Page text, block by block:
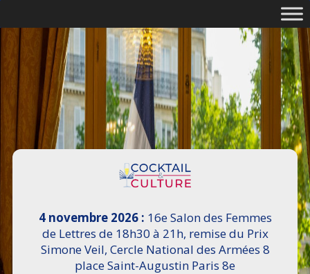
4 novembre 2026 : 16e Salon des Femmes
de Lettres de 18h30 à 21h, remise du Prix
Simone Veil, Cercle National des Armées 8
place Saint-Augustin Paris 8e